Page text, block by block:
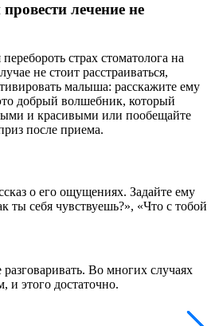
лечение не
страх стоматолога на
не стоит расстраиваться,
малыша: расскажите ему
добрый волшебник, который
и красивыми или пообещайте
после приема.
о его ощущениях. Задайте ему
ты себя чувствуешь?», «Что с тобой
Во многих случаях
и этого достаточно.